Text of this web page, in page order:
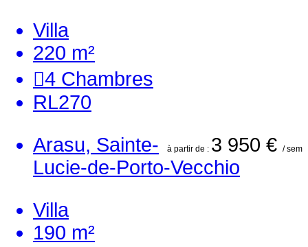
Villa
220 m²
4 Chambres
RL270
à partir de : 3 950 € / sem
Arasu, Sainte-
Lucie-de-Porto-Vecchio
Villa
190 m²